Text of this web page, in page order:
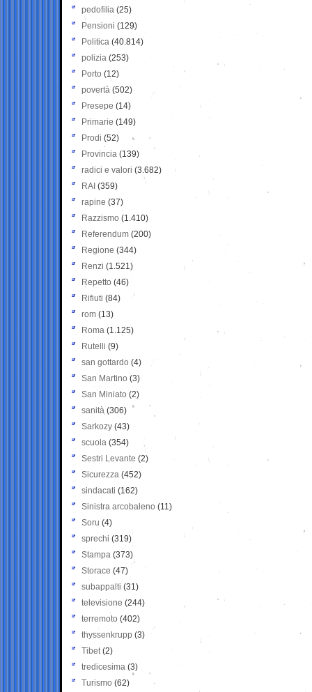
pedofilia (25)
Pensioni (129)
Politica (40.814)
polizia (253)
Porto (12)
povertà (502)
Presepe (14)
Primarie (149)
Prodi (52)
Provincia (139)
radici e valori (3.682)
RAI (359)
rapine (37)
Razzismo (1.410)
Referendum (200)
Regione (344)
Renzi (1.521)
Repetto (46)
Rifiuti (84)
rom (13)
Roma (1.125)
Rutelli (9)
san gottardo (4)
San Martino (3)
San Miniato (2)
sanità (306)
Sarkozy (43)
scuola (354)
Sestri Levante (2)
Sicurezza (452)
sindacati (162)
Sinistra arcobaleno (11)
Soru (4)
sprechi (319)
Stampa (373)
Storace (47)
subappalti (31)
televisione(244)
terremoto (402)
thyssenkrupp (3)
Tibet(2)
tredicesima (3)
Turismo (62)